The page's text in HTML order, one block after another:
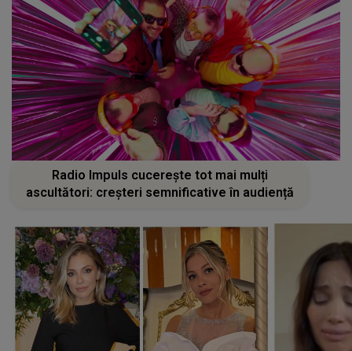
Radio Impuls cucerește tot mai mulți
ascultători: creșteri semnificative în audiență